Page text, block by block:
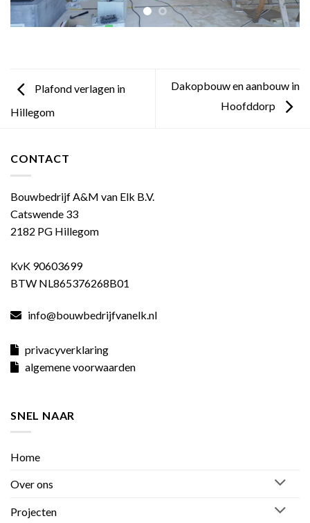
Plafond verlagen in
Hillegom
Dakopbouw en aanbouw in
Hoofddorp
CONTACT
Bouwbedrijf A&M van Elk B.V.
Catswende 33
2182 PG Hillegom
KvK 90603699
BTW NL865376268B01
info@bouwbedrijfvanelk.nl
privacyverklaring
algemene voorwaarden
SNEL NAAR
Home
Over ons
Projecten